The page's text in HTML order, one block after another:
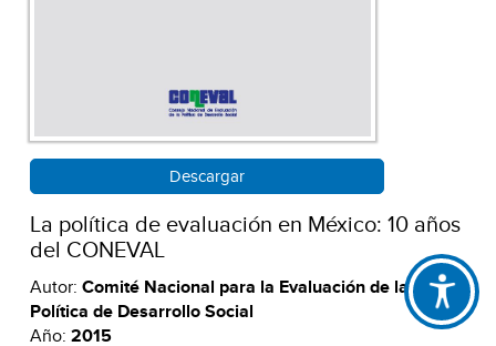
Descargar
La política de evaluación en México: 10 años
del CONEVAL
Autor: Comité Nacional para la Evaluación de la
Política de Desarrollo Social
Año: 2015